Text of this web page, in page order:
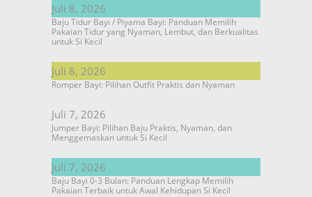
Juli 8, 2026
Baju Tidur Bayi / Piyama Bayi: Panduan Memilih
Pakaian Tidur yang Nyaman, Lembut, dan Berkualitas
untuk Si Kecil
Juli 8, 2026
Romper Bayi: Pilihan Outfit Praktis dan Nyaman
Juli 7, 2026
Jumper Bayi: Pilihan Baju Praktis, Nyaman, dan
Menggemaskan untuk Si Kecil
Juli 7, 2026
Baju Bayi 0-3 Bulan: Panduan Lengkap Memilih
Pakaian Terbaik untuk Awal Kehidupan Si Kecil